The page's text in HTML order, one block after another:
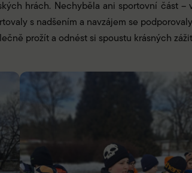
hrách. Nechyběla ani sportovní část
s nadšením a navzájem se
prožít a odnést si spoustu krásných